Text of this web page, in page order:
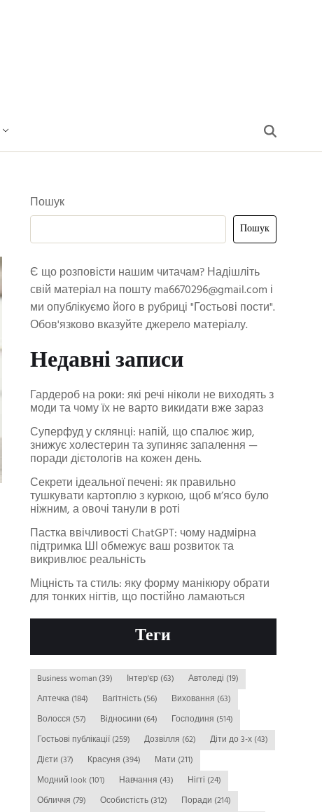
Пошук
Пошук
Є що розповісти нашим читачам? Надішліть
свій матеріал на поштуma6670296@gmail.com і
ми опублікуємо його в рубриці "Гостьові пости".
Обов'язково вказуйте джерело матеріалу.
Недавні записи
Гардероб на роки: які речі ніколи не виходять з
моди та чому їх не варто викидати вже зараз
Суперфуд у склянці: напій, що спалює жир,
знижує холестерин та зупиняє запалення —
поради дієтологів на кожен день.
Секрети ідеальної печені: як правильно
тушкувати картоплю з куркою, щоб м’ясо було
ніжним, а овочі танули в роті
Пастка ввічливості ChatGPT: чому надмірна
підтримка ШІ обмежує ваш розвиток та
викривлює реальність
Міцність та стиль: яку форму манікюру обрати
для тонких нігтів, що постійно ламаються
Теги
Business woman(39) Інтер'єр (63) Автоледі (19)
Аптечка(184) Вагітність(56) Виховання (63)
Волосся (57) Відносини (64) Господиня (514)
Гостьові публікації(259) Дозвілля (62) Діти до 3-х(43)
Дієти (37) Красуня (394) Мати (211)
Модний look (101) Навчання (43) Нігті (24)
Обличчя (79) Особистість(312) Поради (214)